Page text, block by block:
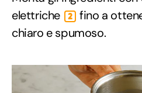
elettriche
2
fino a
chiaro e spumoso.